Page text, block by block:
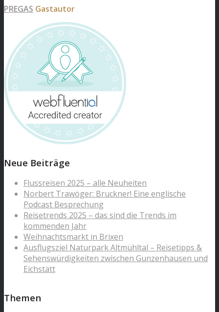
PREGAS Gastautor
Neue Beiträge
Flussreisen 2025 – alle Neuheiten
Norbert Trawöger: Bruckner! Eine englische
Podcast Besprechung
Reisetrends 2025 – das sind die Trends im
kommenden Jahr
Weihnachtsmarkt in Brixen
Ausflugsziel Naturpark Altmühltal – Reisetipps &
Sehenswürdigkeiten zwischen Gunzenhausen und
Eichstätt
Themen